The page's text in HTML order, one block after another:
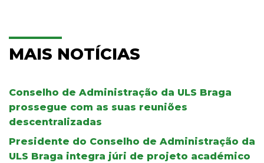
MAIS NOTÍCIAS
Conselho de Administração da ULS Braga
prossegue com as suas reuniões
descentralizadas
Presidente do Conselho de Administração da
ULS Braga integra júri de projeto académico